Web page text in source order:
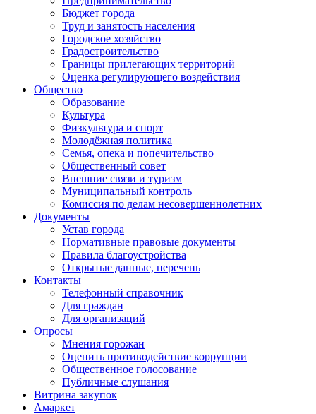
Бюджет города
Труд и занятость населения
Городское хозяйство
Градостроительство
Границы прилегающих территорий
Оценка регулирующего воздействия
Общество
Образование
Культура
Физкультура и спорт
Молодёжная политика
Семья, опека и попечительство
Общественный совет
Внешние связи и туризм
Муниципальный контроль
Комиссия по делам несовершеннолетних
Документы
Устав города
Нормативные правовые документы
Правила благоустройства
Открытые данные, перечень
Контакты
Телефонный справочник
Для граждан
Для организаций
Опросы
Мнения горожан
Оценить противодействие коррупции
Общественное голосование
Публичные слушания
Витрина закупок
Амаркет